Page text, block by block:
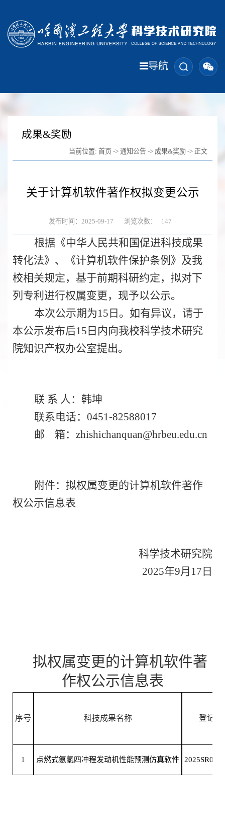
导航
成果&奖励
当前位置: 首页 -> 通知公告 -> 成果&奖励 -> 正文
关于计算机软件著作权拟变更公示
发布时间：2025-09-17 浏览次数： 147
根据《中华人民共和国促进科技成果
转化法》、《计算机软件保护条例》及我
校相关规定， 基于前期科研约定， 拟对下
列专利进行权属变更，现予以公示。
本次公示期为15 日。如有异议，请于
本公示发布后15 日内向我校科学技术研究
院知识产权办公室提出。
联 系 人：韩坤
联系电话： 0451-82588017
邮
箱： zhishichanquan@hrbeu.edu.cn
附件：拟权属变更的计算机软件著作
权公示信息表
科学技术研究院
2025年9月 17 日
拟权属变更的计算机软件著
作权公示信息表
序号 科技成果名称 登记
1 点燃式氨氢四冲程发动机性能预测仿真软件 2025